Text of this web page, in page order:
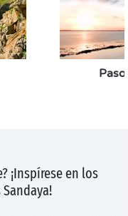
Paso
¡Inspírese en los